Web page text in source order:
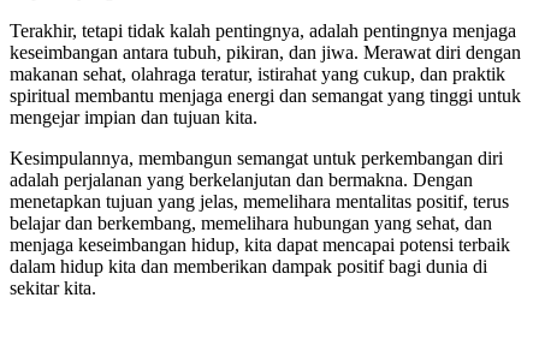
Terakhir, tetapi tidak kalah pentingnya, adalah pentingnya menjaga
keseimbangan antara tubuh, pikiran, dan jiwa. Merawat diri dengan
makanan sehat, olahraga teratur, istirahat yang cukup, dan praktik
spiritual membantu menjaga energi dan semangat yang tinggi untuk
mengejar impian dan tujuan kita.
Kesimpulannya, membangun semangat untuk perkembangan diri
adalah perjalanan yang berkelanjutan dan bermakna. Dengan
menetapkan tujuan yang jelas, memelihara mentalitas positif, terus
belajar dan berkembang, memelihara hubungan yang sehat, dan
menjaga keseimbangan hidup, kita dapat mencapai potensi terbaik
dalam hidup kita dan memberikan dampak positif bagi dunia di
sekitar kita.